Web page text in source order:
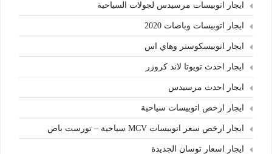
ايجار اتوبيسات مرسيدس لجولات السياحية
ايجار اتوبيسات وباصات 2020
ايجار اتوبيسكوستر وهاي اس
ايجار احدث تويوتا لاند كروزر
ايجار احدث مرسيدس
ايجار ارخص اتوبيسات سياحية
ايجار ارخص سعر اتوبيسات MCV سياحية – تورست باص
ايجار اسعار توسان الجديدة